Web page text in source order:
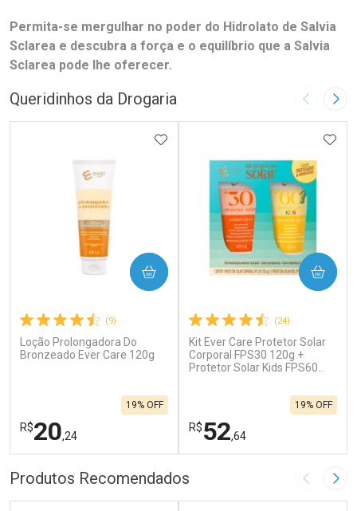
Permita-se mergulhar no poder do Hidrolato de Salvia
Sclarea e descubra a força e o equilíbrio que a Salvia
Sclarea pode lhe oferecer.
Queridinhos da Drogaria Imagem
(9)
Loção Prolongadora Do
Bronzeado Ever Care 120g
R$20,24
19% OFF
ADICIONAR AOS FAVORITOS
COMPRAR
FECHAR
FECHAR
(24)
Kit Ever Care Protetor Solar
Corporal FPS30 120g +
Protetor Solar Kids FPS60
R$52,64
19% OFF
COMPRAR
Produtos Recomendados Imagem